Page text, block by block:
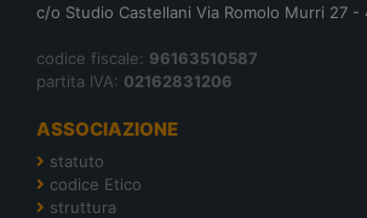
c/o Studio Castellani Via Romolo Murri 27 -
codice fiscale: 96163510587
partita IVA: 02162831206
ASSOCIAZIONE
statuto
codice Etico
struttura